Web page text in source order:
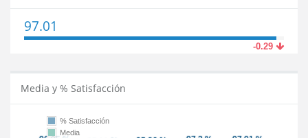
97.01
-0.29
Media y % Satisfacción
% Satisfacción
Media